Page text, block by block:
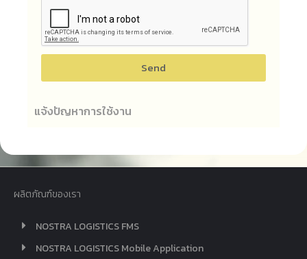
Send
แจ้งปัญหาการใช้งาน
ผลิตภัณฑ์ของเรา
NOSTRA LOGISTICS FMS
NOSTRA LOGISTICS Mobile Application